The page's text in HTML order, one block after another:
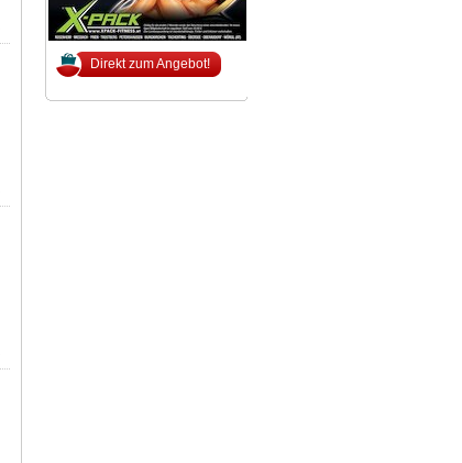
Direkt zum Angebot!